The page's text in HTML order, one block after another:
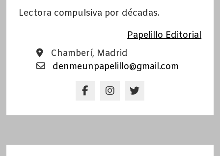
Lectora compulsiva por décadas.
Papelillo Editorial
Chamberí, Madrid
denmeunpapelillo@gmail.com